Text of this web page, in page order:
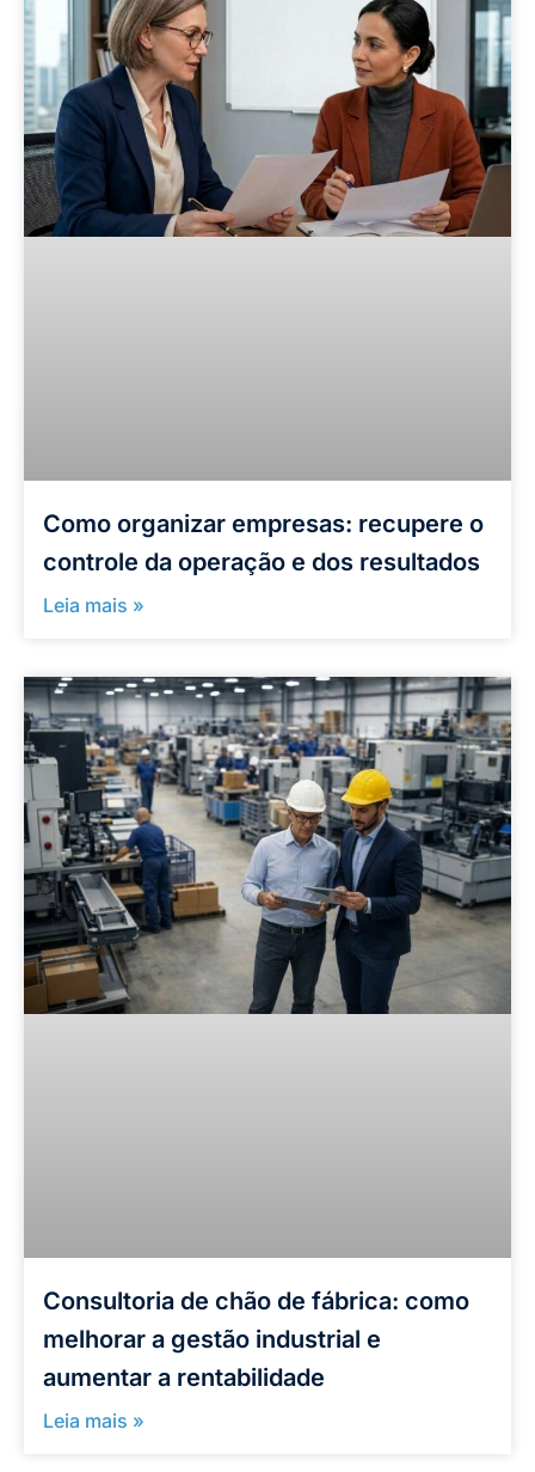
Como organizar empresas: recupere o
controle da operação e dos resultados
Leia mais »
Consultoria de chão de fábrica: como
melhorar a gestão industrial e
aumentar a rentabilidade
Leia mais »